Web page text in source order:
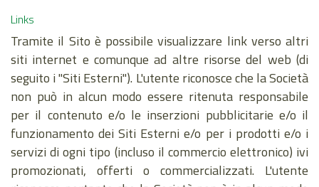
Links
Tramite il Sito è possibile visualizzare link verso altri
siti internet e comunque ad altre risorse del web (di
seguito i "Siti Esterni"). L'utente riconosce che la Società
non può in alcun modo essere ritenuta responsabile
per il contenuto e/o le inserzioni pubblicitarie e/o il
funzionamento dei Siti Esterni e/o per i prodotti e/o i
servizi di ogni tipo (incluso il commercio elettronico) ivi
promozionati, offerti o commercializzati. L'utente